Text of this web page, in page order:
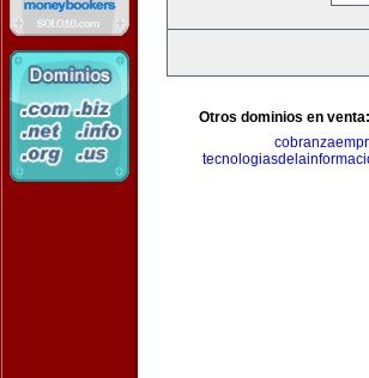
Otros dominios en venta: